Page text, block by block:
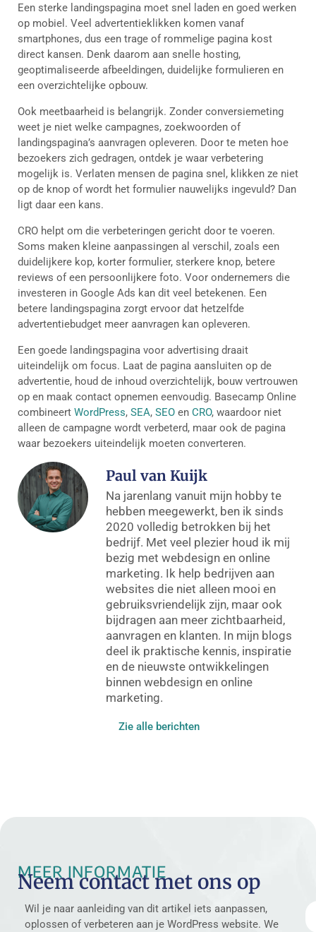
Een sterke landingspagina moet snel laden en goed werken
op mobiel. Veel advertentieklikken komen vanaf
smartphones, dus een trage of rommelige pagina kost
direct kansen. Denk daarom aan snelle hosting,
geoptimaliseerde afbeeldingen, duidelijke formulieren en
een overzichtelijke opbouw.
Ook meetbaarheid is belangrijk. Zonder conversiemeting
weet je niet welke campagnes, zoekwoorden of
landingspagina’s aanvragen opleveren. Door te meten hoe
bezoekers zich gedragen, ontdek je waar verbetering
mogelijk is. Verlaten mensen de pagina snel, klikken ze niet
op de knop of wordt het formulier nauwelijks ingevuld? Dan
ligt daar een kans.
CRO helpt om die verbeteringen gericht door te voeren.
Soms maken kleine aanpassingen al verschil, zoals een
duidelijkere kop, korter formulier, sterkere knop, betere
reviews of een persoonlijkere foto. Voor ondernemers die
investeren in Google Ads kan dit veel betekenen. Een
betere landingspagina zorgt ervoor dat hetzelfde
advertentiebudget meer aanvragen kan opleveren.
Een goede landingspagina voor advertising draait
uiteindelijk om focus. Laat de pagina aansluiten op de
advertentie, houd de inhoud overzichtelijk, bouw vertrouwen
op en maak contact opnemen eenvoudig. Basecamp Online
combineert WordPress, SEA, SEO en CRO, waardoor niet
alleen de campagne wordt verbeterd, maar ook de pagina
waar bezoekers uiteindelijk moeten converteren.
Paul van Kuijk
Na jarenlang vanuit mijn hobby te
hebben meegewerkt, ben ik sinds
2020 volledig betrokken bij het
bedrijf. Met veel plezier houd ik mij
bezig met webdesign en online
marketing. Ik help bedrijven aan
websites die niet alleen mooi en
gebruiksvriendelijk zijn, maar ook
bijdragen aan meer zichtbaarheid,
aanvragen en klanten. In mijn blogs
deel ik praktische kennis, inspiratie
en de nieuwste ontwikkelingen
binnen webdesign en online
marketing.
Zie alle berichten
MEER INFORMATIE
Neem contact met ons op
Wil je naar aanleiding van dit artikel iets aanpassen,
oplossen of verbeteren aan je WordPress website. We